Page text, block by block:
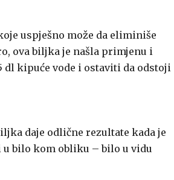
uspješno može da eliminiše
ova biljka je našla primjenu i
dl kipuće vode i ostaviti da odstoji
daje odlične rezultate kada je
u bilo kom obliku – bilo u vidu